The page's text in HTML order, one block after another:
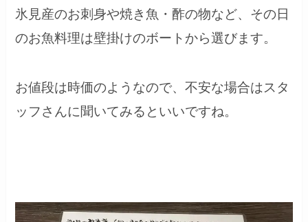
氷見産のお刺身や焼き魚・酢の物など、その日
のお魚料理は壁掛けのボートから選びます。
お値段は時価のようなので、不安な場合はスタ
ッフさんに聞いてみるといいですね。